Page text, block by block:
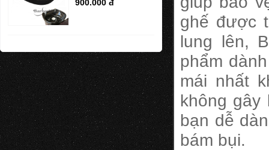
900.000 đ
ghế được
lung lên,
phẩm
mái nhất
không
bạn dễ
bám bụi.